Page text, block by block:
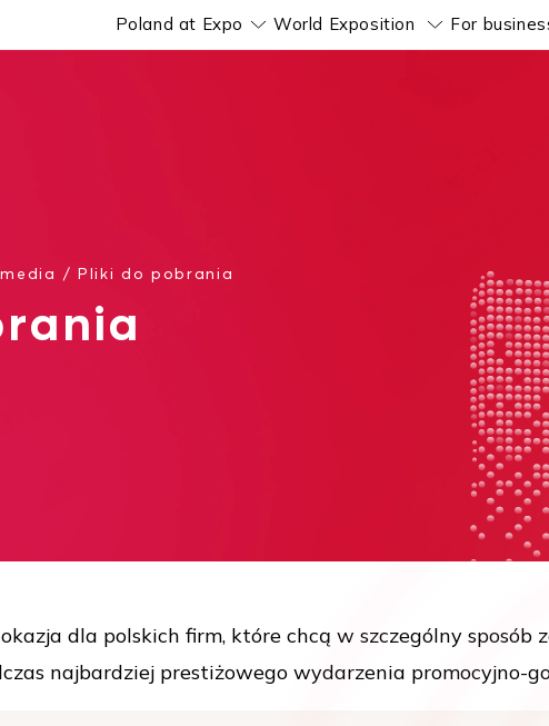
Poland at Expo
Pokaż submenu
World Exposition
Pokaż
For
/ Pliki do pobrania
dla polskich firm, które chcą w szczególny sposób
najbardziej prestiżowego wydarzenia promocyjno-